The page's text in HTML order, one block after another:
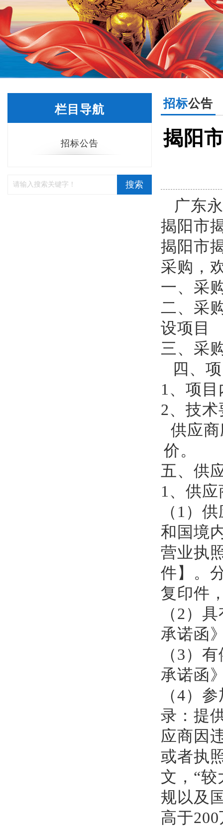
栏目导航
招标公告
搜索
招标公告
揭阳
广东
揭阳市
揭阳市
采购，
一、 采
二、采
设项目
三、采
四、
1、项
2、技
供应商
价。
五、 供
1、 供应
（1） 供
和国境
营业执
件 】 。
复印件
（2） 具
承诺函
（3） 有
承诺函
（4） 参
录：提
应商因
或者执
文，“
规以及
高于